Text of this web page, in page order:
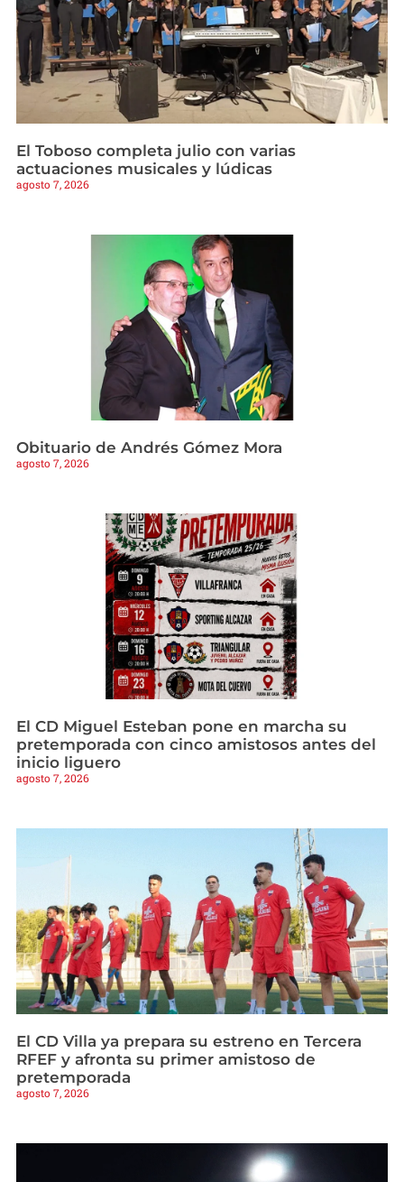
El Toboso completa julio con varias
actuaciones musicales y lúdicas
agosto 7, 2026
Obituario de Andrés Gómez Mora
agosto 7, 2026
El CD Miguel Esteban pone en marcha su
pretemporada con cinco amistosos antes del
inicio liguero
agosto 7, 2026
El CD Villa ya prepara su estreno en Tercera
RFEF y afronta su primer amistoso de
pretemporada
agosto 7, 2026